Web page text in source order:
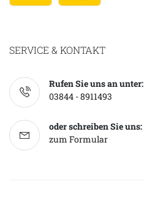
SERVICE & KONTAKT
Rufen Sie uns an unter:
03844 - 8911493
oder schreiben Sie uns:
zum Formular